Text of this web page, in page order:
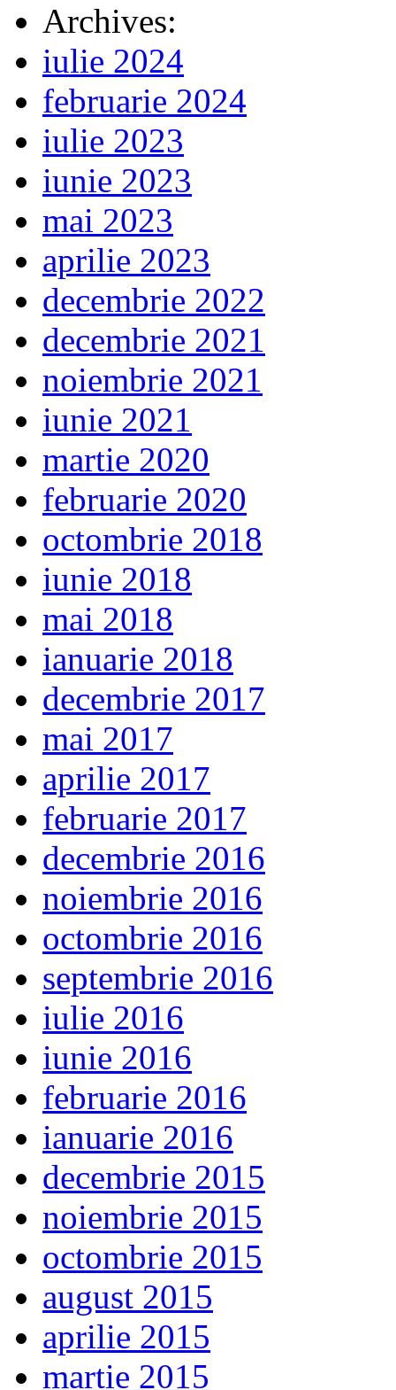
Archives:
iulie 2024
februarie 2024
iulie 2023
iunie 2023
mai 2023
aprilie 2023
decembrie 2022
decembrie 2021
noiembrie 2021
iunie 2021
martie 2020
februarie 2020
octombrie 2018
iunie 2018
mai 2018
ianuarie 2018
decembrie 2017
mai 2017
aprilie 2017
februarie 2017
decembrie 2016
noiembrie 2016
octombrie 2016
septembrie 2016
iulie 2016
iunie 2016
februarie 2016
ianuarie 2016
decembrie 2015
noiembrie 2015
octombrie 2015
august 2015
aprilie 2015
martie 2015